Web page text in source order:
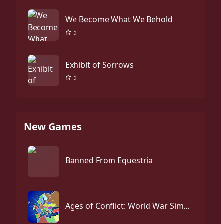
We Become What We Behold
5
Exhibit of Sorrows
5
New Games
Banned From Equestria
Ages of Conflict: World War Simulator